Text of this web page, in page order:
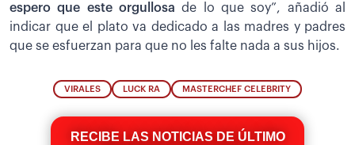
espero que este orgullosa de lo que soy”, añadió al
indicar que el plato va dedicado a las madres y padres
que se esfuerzan para que no les falte nada a sus hijos.
VIRALES LUCK RA MASTERCHEF CELEBRITY
RECIBE LAS NOTICIAS DE ÚLTIMO